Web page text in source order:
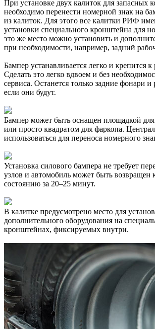
При установке двух калиток для запасных
необходимо перенести номерной знак на
из калиток. Для этого все калитки РИФ
установки специального кронштейна для
это же место можно установить и
при необходимости, например, задний
Бампер устанавливается легко и крепится
Сделать это легко вдвоем и без
сервиса. Останется только задние фонари и
если они будут.
Бампер может быть оснащен площадкой для
или просто квадратом для фаркопа.
использоваться для переноса номерного
Установка силового бампера не требует
узлов и автомобиль может быть возвращен
состоянию за 20–25 минут.
В калитке предусмотрено место для
дополнительного оборудования на
кронштейнах, фиксируемых внутри.